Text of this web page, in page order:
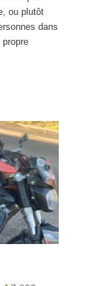
ou plutôt
dans